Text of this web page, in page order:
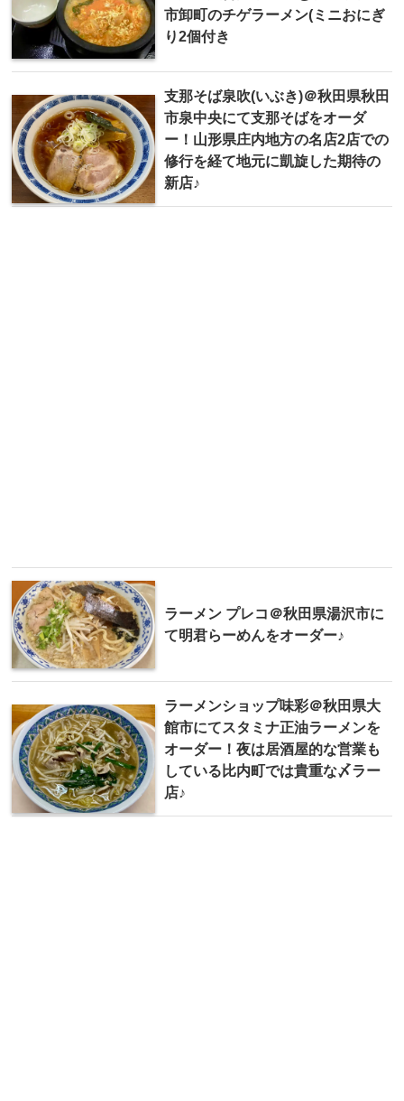
市卸町のチゲラーメン(ミニおにぎ
り2個付き
支那そば泉吹(いぶき)＠秋田県秋田
市泉中央にて支那そばをオーダ
ー！山形県庄内地方の名店2店での
修行を経て地元に凱旋した期待の
新店♪
ラーメン プレコ＠秋田県湯沢市に
て明君らーめんをオーダー♪
ラーメンショップ味彩＠秋田県大
館市にてスタミナ正油ラーメンを
オーダー！夜は居酒屋的な営業も
している比内町では貴重な〆ラー
店♪